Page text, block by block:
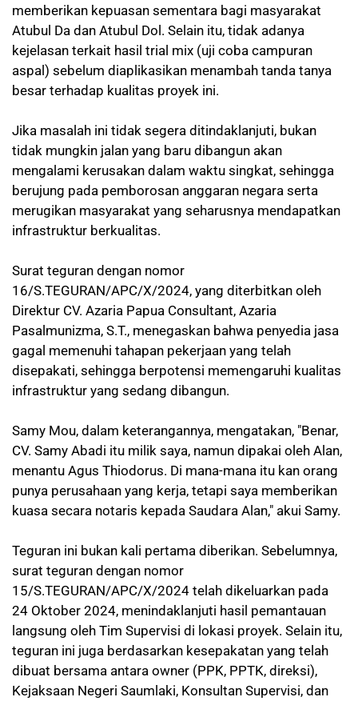
memberikan kepuasan sementara bagi masyarakat
Atubul Da dan Atubul Dol. Selain itu, tidak adanya
kejelasan terkait hasil trial mix (uji coba campuran
aspal) sebelum diaplikasikan menambah tanda tanya
besar terhadap kualitas proyek ini.
Jika masalah ini tidak segera ditindaklanjuti, bukan
tidak mungkin jalan yang baru dibangun akan
mengalami kerusakan dalam waktu singkat, sehingga
berujung pada pemborosan anggaran negara serta
merugikan masyarakat yang seharusnya mendapatkan
infrastruktur berkualitas.
Surat teguran dengan nomor
16/S.TEGURAN/APC/X/2024, yang diterbitkan oleh
Direktur CV. Azaria Papua Consultant, Azaria
Pasalmunizma, S.T., menegaskan bahwa penyedia jasa
gagal memenuhi tahapan pekerjaan yang telah
disepakati, sehingga berpotensi memengaruhi kualitas
infrastruktur yang sedang dibangun.
Samy Mou, dalam keterangannya, mengatakan, "Benar,
CV. Samy Abadi itu milik saya, namun dipakai oleh Alan,
menantu Agus Thiodorus. Di mana-mana itu kan orang
punya perusahaan yang kerja, tetapi saya memberikan
kuasa secara notaris kepada Saudara Alan," akui Samy.
Teguran ini bukan kali pertama diberikan. Sebelumnya,
surat teguran dengan nomor
15/S.TEGURAN/APC/X/2024 telah dikeluarkan pada
24 Oktober 2024, menindaklanjuti hasil pemantauan
langsung oleh Tim Supervisi di lokasi proyek. Selain itu,
teguran ini juga berdasarkan kesepakatan yang telah
dibuat bersama antara owner (PPK, PPTK, direksi),
Kejaksaan Negeri Saumlaki, Konsultan Supervisi, dan